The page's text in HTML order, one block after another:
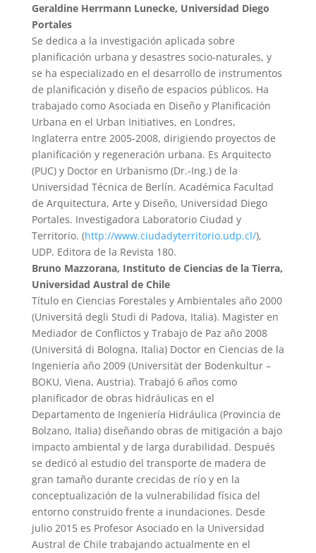
Geraldine Herrmann Lunecke, Universidad Diego
Portales
Se dedica a la investigación aplicada sobre
planificación urbana y desastres socio-naturales, y
se ha especializado en el desarrollo de instrumentos
de planificación y diseño de espacios públicos. Ha
trabajado como Asociada en Diseño y Planificación
Urbana en el Urban Initiatives, en Londres,
Inglaterra entre 2005-2008, dirigiendo proyectos de
planificación y regeneración urbana. Es Arquitecto
(PUC) y Doctor en Urbanismo (Dr.-Ing.) de la
Universidad Técnica de Berlín. Académica Facultad
de Arquitectura, Arte y Diseño, Universidad Diego
Portales. Investigadora Laboratorio Ciudad y
Territorio. (http://www.ciudadyterritorio.udp.cl/),
UDP. Editora de la Revista 180.
Bruno Mazzorana, Instituto de Ciencias de la Tierra,
Universidad Austral de Chile
Título en Ciencias Forestales y Ambientales año 2000
(Universitá degli Studi di Padova, Italia). Magister en
Mediador de Conflictos y Trabajo de Paz año 2008
(Universitá di Bologna, Italia) Doctor en Ciencias de la
Ingeniería año 2009 (Universität der Bodenkultur –
BOKU, Viena, Austria). Trabajó 6 años como
planificador de obras hidráulicas en el
Departamento de Ingeniería Hidráulica (Provincia de
Bolzano, Italia) diseñando obras de mitigación a bajo
impacto ambiental y de larga durabilidad. Después
se dedicó al estudio del transporte de madera de
gran tamaño durante crecidas de río y en la
conceptualización de la vulnerabilidad física del
entorno construido frente a inundaciones. Desde
julio 2015 es Profesor Asociado en la Universidad
Austral de Chile trabajando actualmente en el